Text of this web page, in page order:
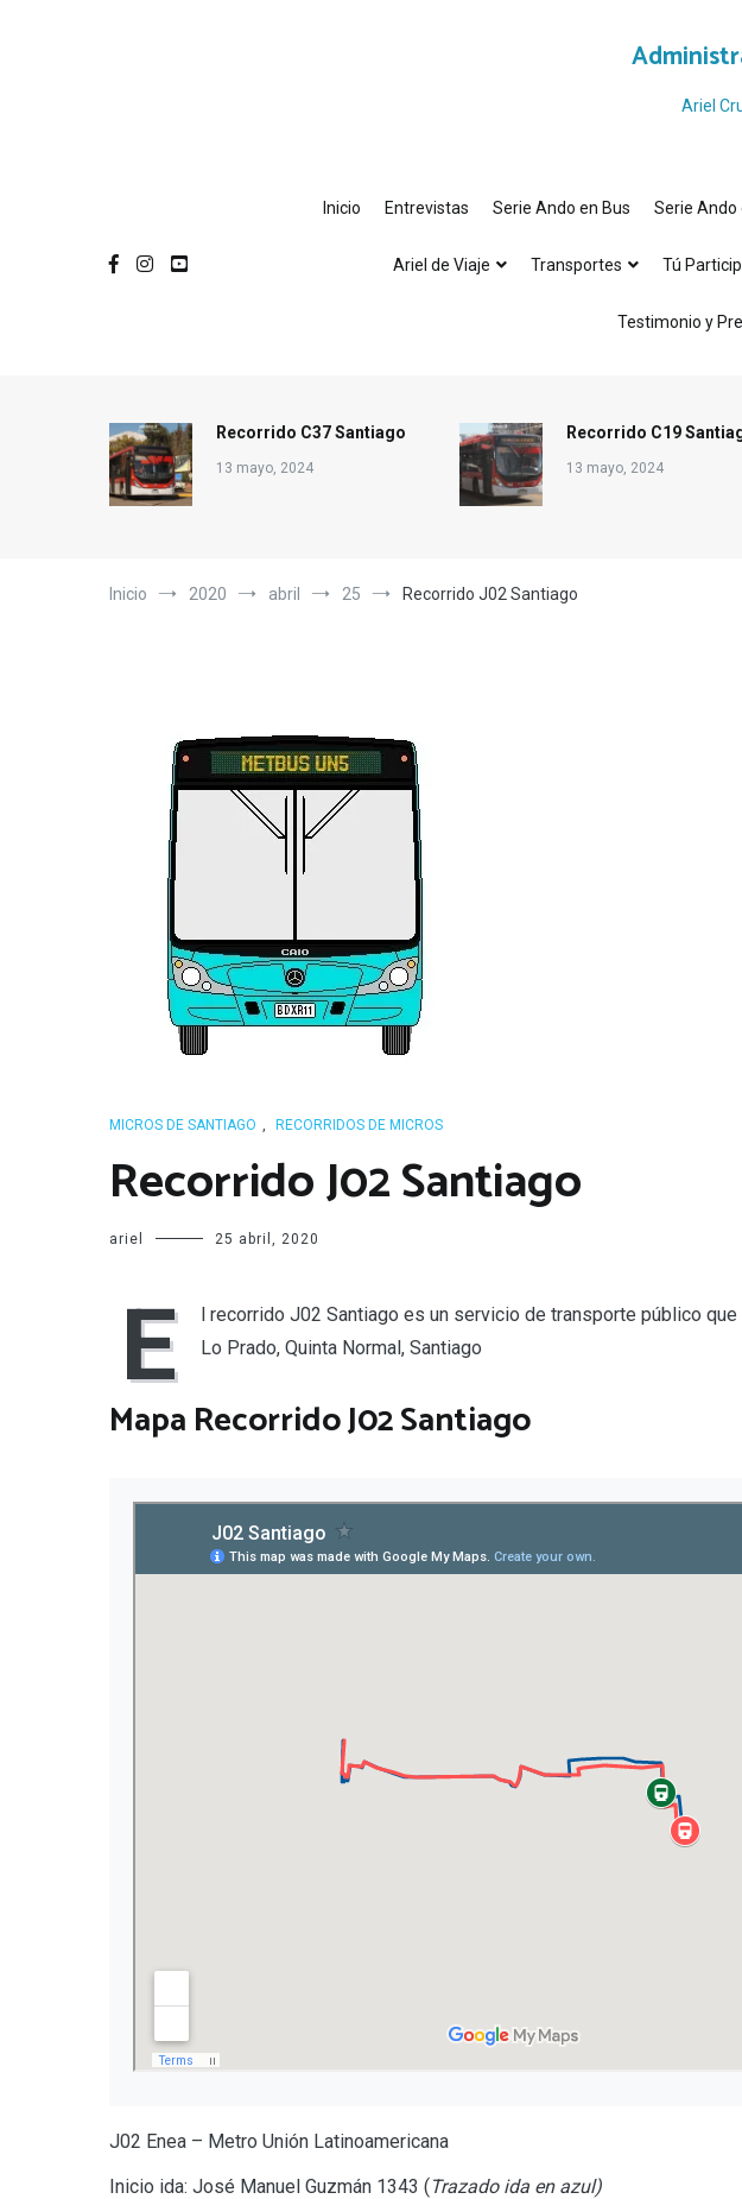
Ariel
Inicio Entrevistas Serie Ando en Bus Serie Ando
Ariel de Viaje Transportes Tú
Testimonio y
Recorrido C37 Santiago
13 mayo, 2024
Recorrido C19
13 mayo, 2024
Inicio 2020 abril 25 Recorrido J02 Santiago
MICROS DE SANTIAGO , RECORRIDOS DE MICROS
Recorrido J02 Santiago
ariel 25 abril, 2020
E
l recorrido J02 Santiago es un servicio de transporte público que
Lo Prado, Quinta Normal, Santiago
Mapa Recorrido J02 Santiago
J02 Enea – Metro Unión Latinoamericana
Inicio ida: José Manuel Guzmán 1343 (Trazado ida en azul)